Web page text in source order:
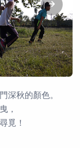
深秋的顏色。
，
覓！